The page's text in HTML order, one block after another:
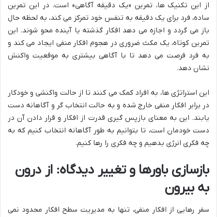
از این تکنیک ها، تمرین «یک دقیقه آگاهی» است. در این تمرین
ساده، فرد برای یک دقیقه به تنفس خود تمرکز می کند، به لحظه حال
باز می گردد و اجازه می دهد افکار گذشته یا آینده محو شوند. این
تمرین کوتاه، یک مکث ضروری در هجوم افکار منفی ایجاد می کند و
به فرد فرصت می دهد تا با آگاهی بیشتری به موقعیت واکنش
نشان دهد.
این استراتژی ها، به افراد کمک می کنند تا از حالت واکنشی و خودکار
در برابر افکار منفی خارج شده و به حالت انتخاب گر و آگاهانه دست
یابند. این به معنای بازپس گیری قدرت از افکار و قرار دادن آن در
دست خودمان است، تا بتوانیم به طور آگاهانه انتخاب کنیم که به
چه فکری انرژی بدهیم و چه فکری را رها کنیم.
بازسازی باورها و تغییر دیدگاه: از درون
به بیرون
سفر رهایی از افکار منفی، تنها به مدیریت سطح افکار محدود نمی